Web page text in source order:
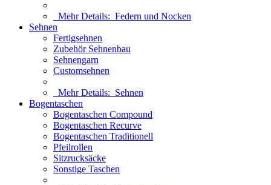
Mehr Details: Federn und Nocken
Sehnen
Fertigsehnen
Zubehör Sehnenbau
Sehnengarn
Customsehnen
Mehr Details: Sehnen
Bogentaschen
Bogentaschen Compound
Bogentaschen Recurve
Bogentaschen Traditionell
Pfeilrollen
Sitzrucksäcke
Sonstige Taschen